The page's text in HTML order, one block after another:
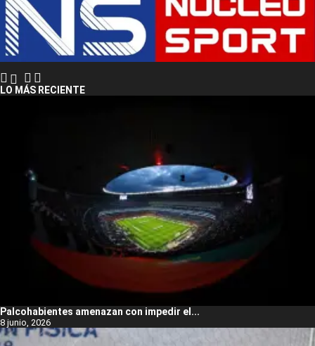
LO MÁS RECIENTE
Palcohabientes amenazan con impedir el...
8 junio, 2026